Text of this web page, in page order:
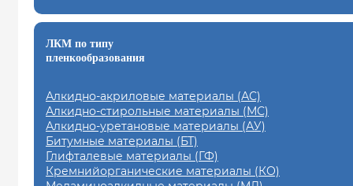
ЛКМ по типу
пленкообразования
Алкидно-акриловые материалы (АС)
Алкидно-стирольные материалы (МС)
Алкидно-уретановые материалы (АУ)
Битумные материалы (БТ)
Глифталевые материалы (ГФ)
Кремнийорганические материалы (КО)